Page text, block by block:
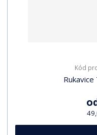
Kód